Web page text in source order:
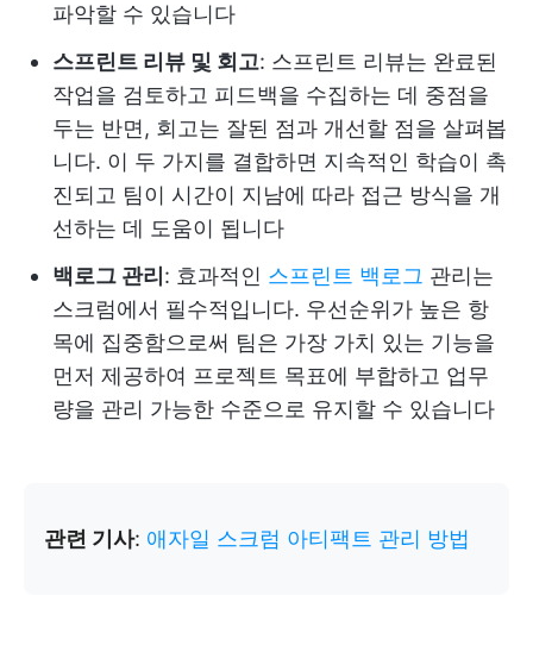
파악할 수 있습니다
스프린트 리뷰 및 회고: 스프린트 리뷰는 완료된
작업을 검토하고 피드백을 수집하는 데 중점을
두는 반면, 회고는 잘된 점과 개선할 점을 살펴봅
니다. 이 두 가지를 결합하면 지속적인 학습이 촉
진되고 팀이 시간이 지남에 따라 접근 방식을 개
선하는 데 도움이 됩니다
백로그 관리 : 효과적인 스프린트 백로그 관리는
스크럼에서 필수적입니다. 우선순위가 높은 항
목에 집중함으로써 팀은 가장 가치 있는 기능을
먼저 제공하여 프로젝트 목표에 부합하고 업무
량을 관리 가능한 수준으로 유지할 수 있습니다
관련 기사: 애자일 스크럼 아티팩트 관리 방법